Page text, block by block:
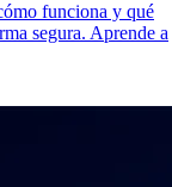
funciona y qué
segura. Aprende a